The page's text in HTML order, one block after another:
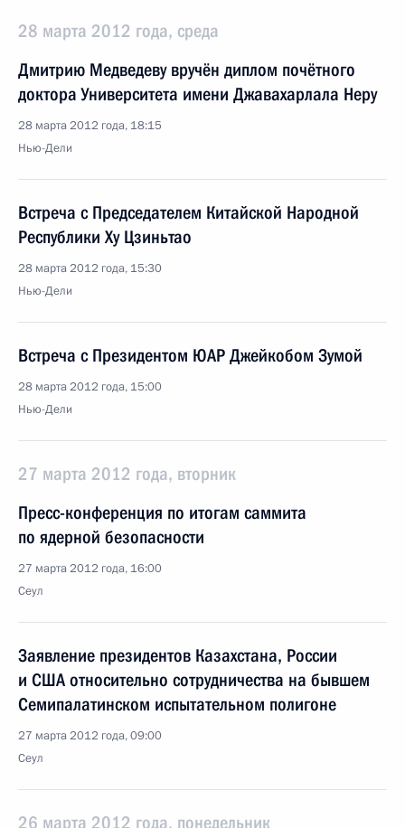
28 марта 2012 года, среда
Дмитрию Медведеву вручён диплом почётного
доктора Университета имени Джавахарлала Неру
28 марта 2012 года, 18:15
Нью-Дели
Встреча с Председателем Китайской Народной
Республики Ху Цзиньтао
28 марта 2012 года, 15:30
Нью-Дели
Встреча с Президентом ЮАР Джейкобом Зумой
28 марта 2012 года, 15:00
Нью-Дели
27 марта 2012 года, вторник
Пресс-конференция по итогам саммита
по ядерной безопасности
27 марта 2012 года, 16:00
Сеул
Заявление президентов Казахстана, России
и США относительно сотрудничества на бывшем
Семипалатинском испытательном полигоне
27 марта 2012 года, 09:00
Сеул
26 марта 2012 года, понедельник